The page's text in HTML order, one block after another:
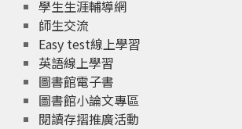
學生生涯輔導網
師生交流
Easy test線上學習
英語線上學習
圖書館電子書
圖書館小論文專區
閱讀存摺推廣活動